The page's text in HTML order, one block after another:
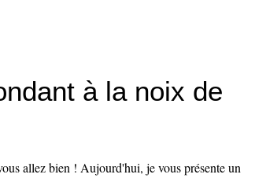
à la noix de
allez bien ! Aujourd'hui, je vous présente un